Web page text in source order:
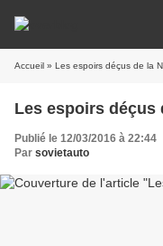
Accueil » Les espoirs déçus de la
Les espoirs déçus
Publié le 12/03/2016 à 22:44
Par sovietauto